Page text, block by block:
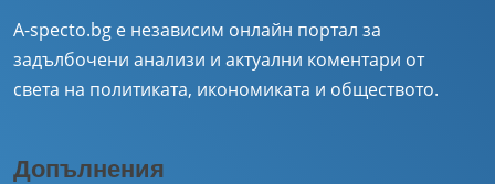
A-specto.bg е независим онлайн портал за
задълбочени анализи и актуални коментари от
света на политиката, икономиката и обществото.
Допълнения